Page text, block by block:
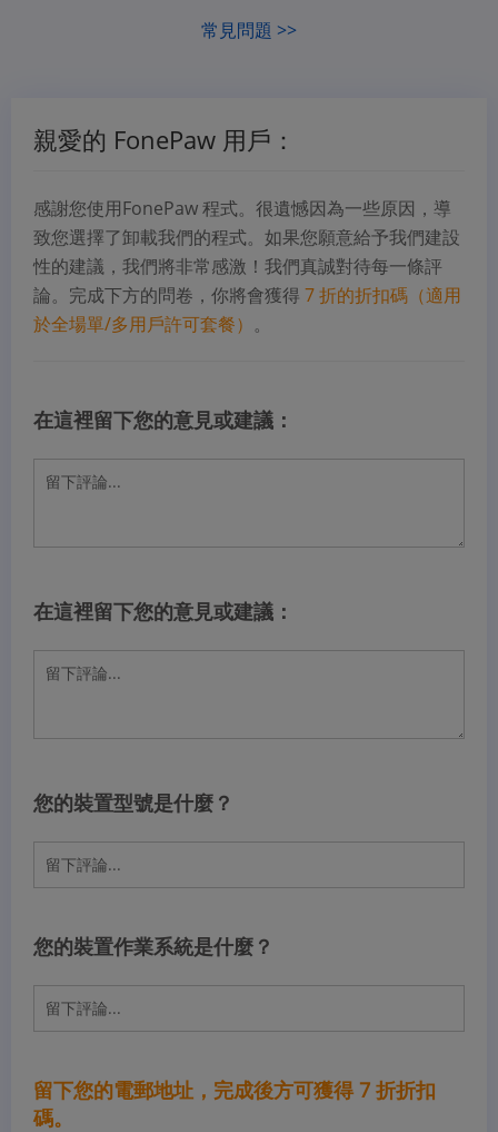
常見問題 >>
親愛的 FonePaw 用戶：
感謝您使用FonePaw 程式。很遺憾因為一些原因，導
致您選擇了卸載我們的程式。如果您願意給予我們建設
性的建議，我們將非常感激！我們真誠對待每一條評
論。完成下方的問卷，你將會獲得 7 折的折扣碼（適用
於全場單/多用戶許可套餐） 。
在這裡留下您的意見或建議：
在這裡留下您的意見或建議：
您的裝置型號是什麼？
您的裝置作業系統是什麼？
留下您的電郵地址，完成後方可獲得 7 折折扣
碼。